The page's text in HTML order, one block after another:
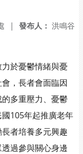
發布人： 洪鳴谷
|
於憂鬱情緒與憂
，長者會面臨因
多重壓力、憂鬱
105年起推廣老年
者培養多元興趣
過參與關心身邊